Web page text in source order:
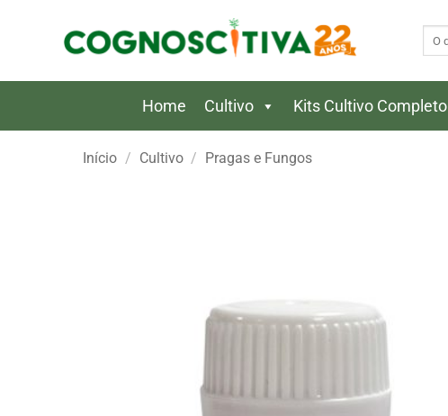
Home Cultivo Kits Cultivo Completo
Início / Cultivo / Pragas e Fungos